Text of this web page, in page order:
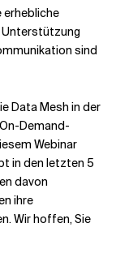
erhebliche
Unterstützung
sind
Data Mesh in der
Demand-
Webinar
in den letzten 5
davon
ihre
Wir hoffen, Sie